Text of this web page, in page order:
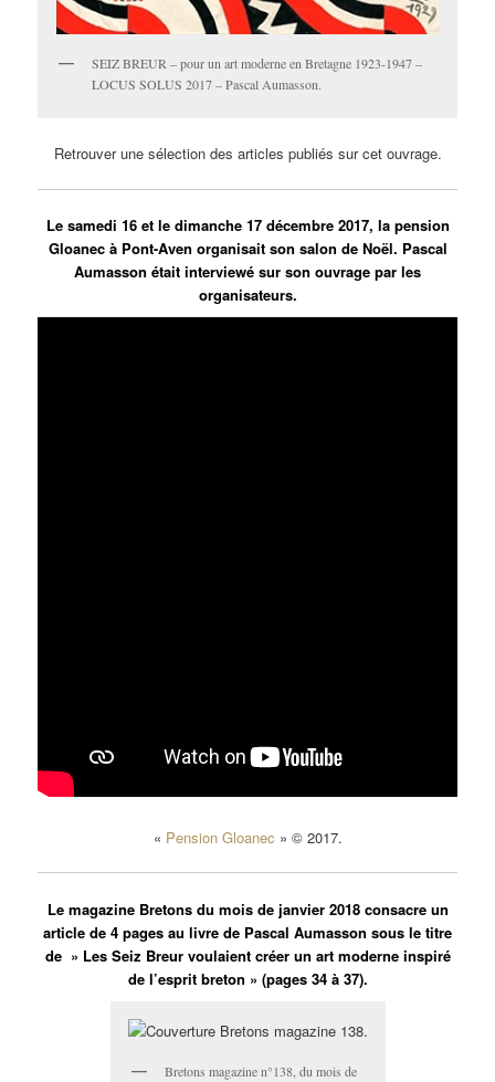
SEIZ BREUR – pour un art moderne en Bretagne 1923-1947 –
LOCUS SOLUS 2017 – Pascal Aumasson.
Retrouver une sélection des articles publiés sur cet ouvrage.
Le samedi 16 et le dimanche 17 décembre 2017, la pension
Gloanec à Pont-Aven organisait son salon de Noël. Pascal
Aumasson était interviewé sur son ouvrage par les
organisateurs.
« Pension Gloanec » © 2017.
Le magazine Bretons du mois de janvier 2018 consacre un
article de 4 pages au livre de Pascal Aumasson sous le titre
de » Les Seiz Breur voulaient créer un art moderne inspiré
de l’esprit breton » (pages 34 à 37).
Bretons magazine n°138, du mois de